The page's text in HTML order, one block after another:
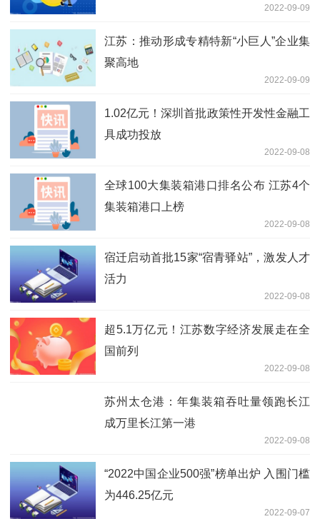
2022-09-09
江苏：推动形成专精特新“小巨人”企业集
聚高地
2022-09-09
1.02亿元！深圳首批政策性开发性金融工
具成功投放
2022-09-08
全球100大集装箱港口排名公布 江苏4个
集装箱港口上榜
2022-09-08
宿迁启动首批15家“宿青驿站”，激发人才
活力
2022-09-08
超5.1万亿元！江苏数字经济发展走在全
国前列
2022-09-08
苏州太仓港：年集装箱吞吐量领跑长江
成万里长江第一港
2022-09-08
“2022中国企业500强”榜单出炉 入围门槛
为446.25亿元
2022-09-07